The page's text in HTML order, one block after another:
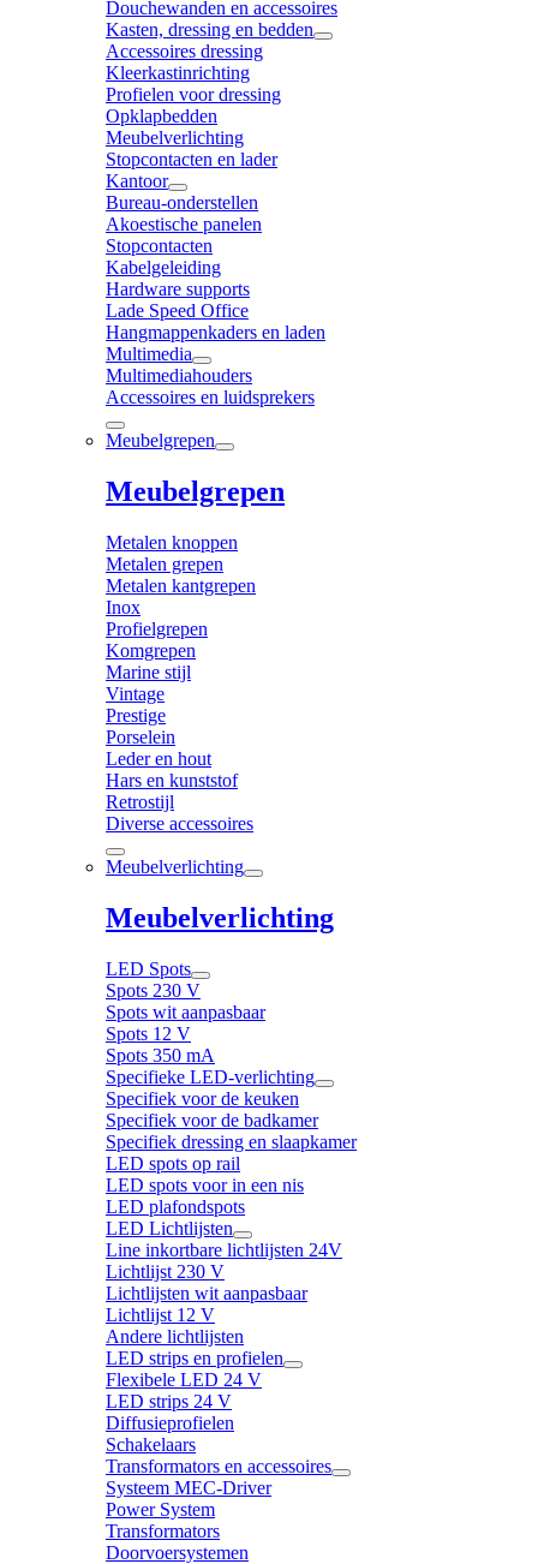
Douchewanden en accessoires
Kasten, dressing en bedden
Accessoires dressing
Kleerkastinrichting
Profielen voor dressing
Opklapbedden
Meubelverlichting
Stopcontacten en lader
Kantoor
Bureau-onderstellen
Akoestische panelen
Stopcontacten
Kabelgeleiding
Hardware supports
Lade Speed Office
Hangmappenkaders en laden
Multimedia
Multimediahouders
Accessoires en luidsprekers
Meubelgrepen
Meubelgrepen
Metalen knoppen
Metalen grepen
Metalen kantgrepen
Inox
Profielgrepen
Komgrepen
Marine stijl
Vintage
Prestige
Porselein
Leder en hout
Hars en kunststof
Retrostijl
Diverse accessoires
Meubelverlichting
Meubelverlichting
LED Spots
Spots 230 V
Spots wit aanpasbaar
Spots 12 V
Spots 350 mA
Specifieke LED-verlichting
Specifiek voor de keuken
Specifiek voor de badkamer
Specifiek dressing en slaapkamer
LED spots op rail
LED spots voor in een nis
LED plafondspots
LED Lichtlijsten
Line inkortbare lichtlijsten 24V
Lichtlijst 230 V
Lichtlijsten wit aanpasbaar
Lichtlijst 12 V
Andere lichtlijsten
LED strips en profielen
Flexibele LED 24 V
LED strips 24 V
Diffusieprofielen
Schakelaars
Transformators en accessoires
Systeem MEC-Driver
Power System
Transformators
Doorvoersystemen